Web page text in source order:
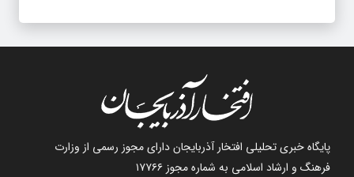
پایگاه خبری تحلیلی افتخار آذربایجان دارای مجوز رسمی از وزارت
فرهنگ و ارشاد اسلامی به شماره مجوز ۱۷۷۶۶